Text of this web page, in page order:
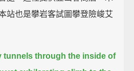
站也是攀岩客試圖攀登險峻艾
tunnels through the inside of